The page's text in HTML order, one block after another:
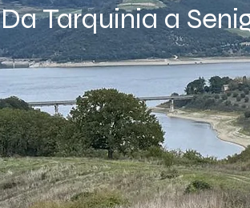
Da Tarquinia a